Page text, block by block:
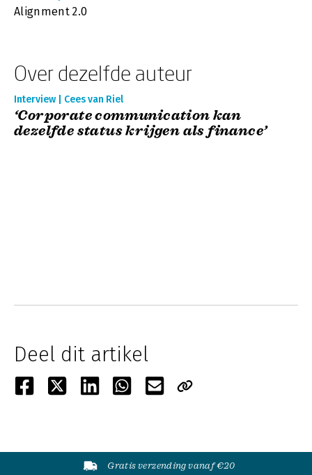
Alignment 2.0
Over dezelfde auteur
Interview | Cees van Riel
‘Corporate communication kan
dezelfde status krijgen als finance’
Deel dit artikel
Gratis verzending vanaf €20